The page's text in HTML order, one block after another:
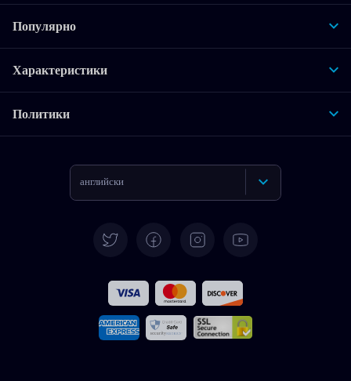
Популярно
Характеристики
Политики
английски
Француски
Италиански